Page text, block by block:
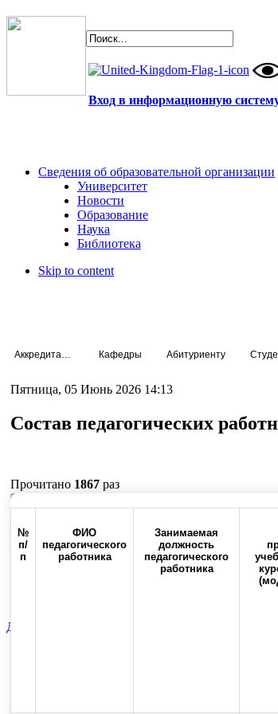
Вход в информационную
Сведения об образовательной организации
Университет
Новости
Образование
Наука
Библиотека
Skip to content
Кафедры Абитуриенту
Пятница, 05 Июнь 2026 14:13
Состав педагогических
№
п/
п
ФИО
педагогического
работника
Занимаемая
должность
педагогического
работника
Прочитано 1867 раз
Наверх
Диссертационный отдел